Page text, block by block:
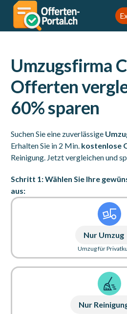
Umzugsfirma
Offerten
60% sparen
Suchen Sie eine zuverlässige
Erhalten Sie in 2 Min. kostenlose
Reinigung. Jetzt vergleichen und
Schritt 1: Wählen Sie Ihre
aus:
Nur Umzug
Umzug für
Nur